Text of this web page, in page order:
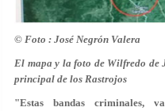
© Foto : José Negrón Valera
El mapa y la foto de Wilfredo de
principal de los Rastrojos
"Estas bandas criminales,